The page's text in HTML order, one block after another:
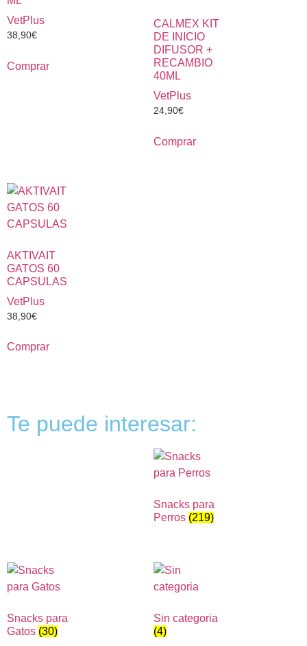
VetPlus
38,90€
Comprar
CALMEX KIT
DE INICIO
DIFUSOR +
RECAMBIO
40ML
VetPlus
24,90€
Comprar
AKTIVAIT
GATOS 60
CAPSULAS
VetPlus
38,90€
Comprar
Te puede interesar:
Snacks para
Perros (219)
Snacks para
Gatos (30)
Sin categoria
(4)